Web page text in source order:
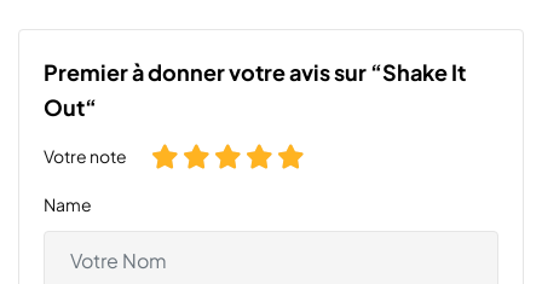
Premier à donner votre avis sur “Shake It
Out“
Votre note
Name